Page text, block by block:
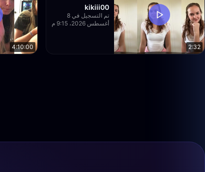
2:32
kikiii00
تم التسجيل في 8
أغسطس 2026، 9:15 م
4:10:00